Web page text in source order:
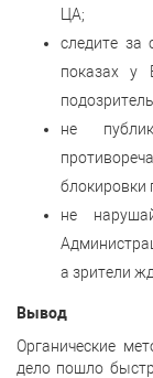
ЦА;
следите за
показах у
не
блокировки
не
а зрители
Вывод
Органические
дело пошло